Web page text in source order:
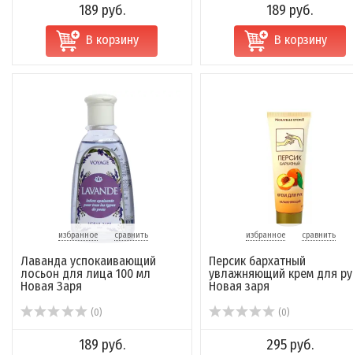
189 руб.
В корзину
189 руб.
В корзину
избранное сравнить
Лаванда успокаивающий
лосьон для лица 100 мл
Новая Заря
(0)
189 руб.
избранное сравнить
Персик бархатный
увлажняющий крем для
Новая заря
(0)
295 руб.